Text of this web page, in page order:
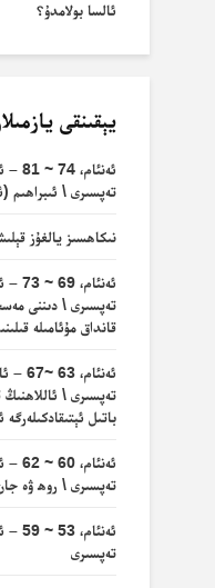
ئالسا بولامدۇ؟
يېقىنقى
تەپسىرى \
نىكاھسىز يالغۇز
تەپسىرى \ دىننى
قانداق مۇئامىلە
تەپسىرى \
باتىل
تەپسىرى \ روھ ۋە
تەپسىرى